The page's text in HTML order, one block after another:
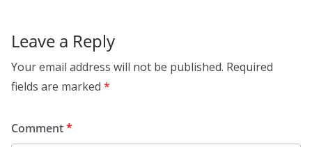
Leave a Reply
Your email address will not be published. Required
fields are marked *
Comment*